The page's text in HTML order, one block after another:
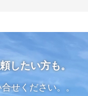
したい方も。
せください。。